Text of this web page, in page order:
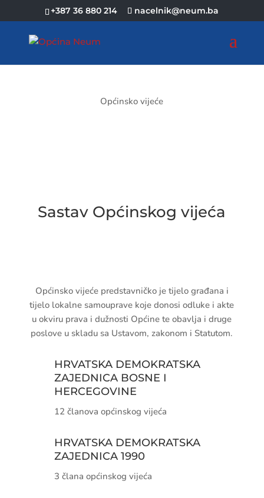
+387 36 880 214 nacelnik@neum.ba
Općinsko vijeće
Sastav Općinskog vijeća
Općinsko vijeće predstavničko je tijelo građana i
tijelo lokalne samouprave koje donosi odluke i akte
u okviru prava i dužnosti Općine te obavlja i druge
poslove u skladu sa Ustavom, zakonom i Statutom.
HRVATSKA DEMOKRATSKA
ZAJEDNICA BOSNE I
HERCEGOVINE
12 članova općinskog vijeća
HRVATSKA DEMOKRATSKA
ZAJEDNICA 1990
3 člana općinskog vijeća